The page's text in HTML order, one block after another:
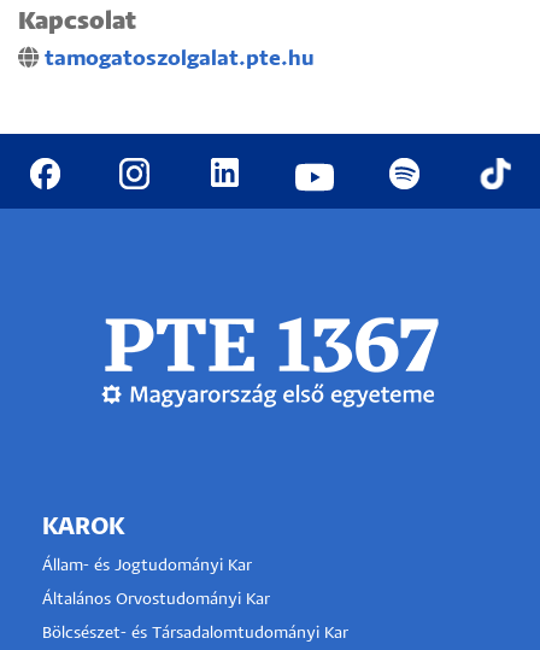
Kapcsolat
tamogatoszolgalat.pte.hu
KAROK
Állam- és Jogtudományi Kar
Általános Orvostudományi Kar
Bölcsészet- és Társadalomtudományi Kar